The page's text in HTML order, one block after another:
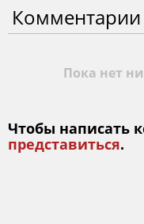
Комментарии
Пока нет
Чтобы написать
представиться.